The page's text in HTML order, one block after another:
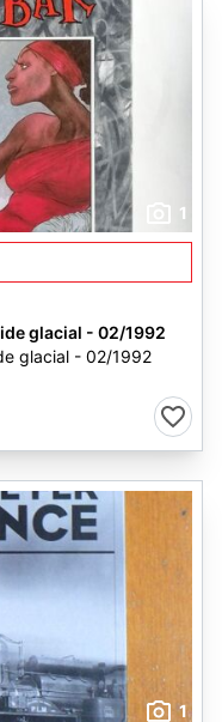
1
glacial - 02/1992
glacial - 02/1992
1